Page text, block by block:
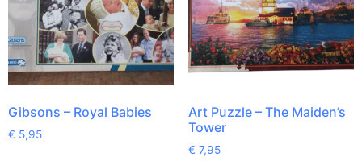
Gibsons – Royal Babies
€ 5,95
Art Puzzle – The Maiden’s
Tower
€ 7,95